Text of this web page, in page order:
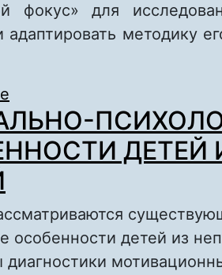
фокус» для
адаптировать методику
российской выборке
ДЕТЕЙ
особенности детей из
диагностики